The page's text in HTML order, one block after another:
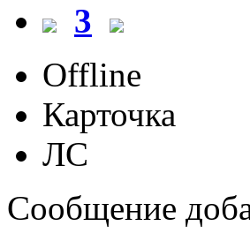
3
Offline
Карточка
ЛС
Сообщение